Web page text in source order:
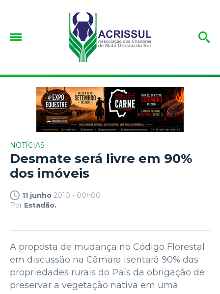
NOTÍCIAS
Desmate será livre em 90%
dos imóveis
11 junho 2010 - 00h00
Por Estadão.
A proposta de mudança no Código Florestal
em discussão na Câmara isentará 90% das
propriedades rurais do País da obrigação de
preservar a vegetação nativa em uma